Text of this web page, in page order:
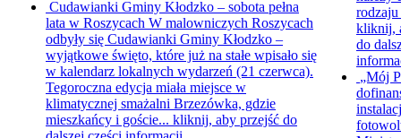
Cudawianki Gminy Kłodzko – sobota pełna
lata w Roszycach W malowniczych Roszycach
odbyły się Cudawianki Gminy Kłodzko –
wyjątkowe święto, które już na stałe wpisało się
w kalendarz lokalnych wydarzeń (21 czerwca).
Tegoroczna edycja miała miejsce w
klimatycznej smażalni Brzezówka, gdzie
mieszkańcy i goście... kliknij, aby przejść do
kliknij,
do
„Mój